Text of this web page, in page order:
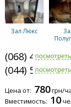
Зал Люкс
(068) 470-5738
(044) 541-0282
Цена от: 780грн/
Вместимость: 10